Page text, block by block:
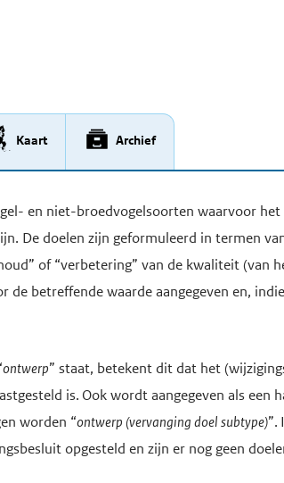
Kaart Archief
en niet-broedvogelsoorten waarvoor
De doelen zijn geformuleerd in termen
of “verbetering” van de kwaliteit (van
betreffende waarde aangegeven en,
ontwerp” staat, betekent dit dat het
is. Ook wordt aangegeven als een
worden “ontwerp (vervanging doel subtype)”.
opgesteld en zijn er nog geen